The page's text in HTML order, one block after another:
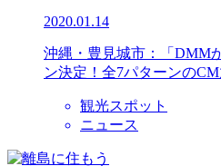
2020.01.14
沖縄・豊見城市：「DMM
ン決定！全7パターンの
観光スポット
ニュース